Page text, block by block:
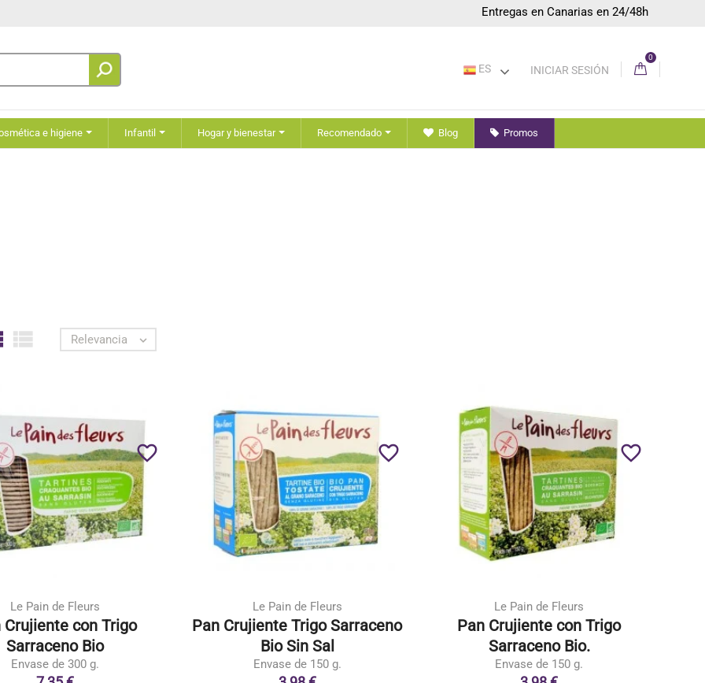
Entregas en Canarias en 24/48h
ES INICIAR SESIÓN
0
e higiene Infantil Hogar y bienestar Recomendado Blog Promos
 Relevancia 
Le Pain de Fleurs
Crujiente con Trigo
Sarraceno Bio
Envase de 300 g.
favorite_border
Le Pain de Fleurs
Pan Crujiente Trigo Sarraceno
Bio Sin Sal
Envase de 150 g.
favorite_border
Le Pain de Fleurs
Pan Crujiente con Trigo
Sarraceno Bio.
Envase de 150 g.
favorite_border